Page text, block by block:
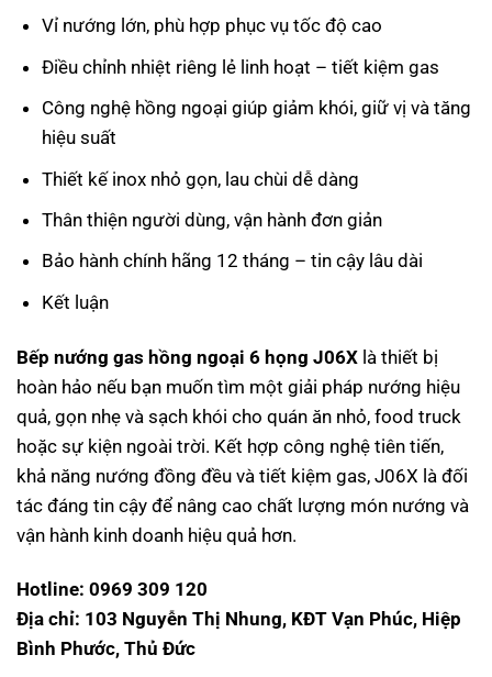
Vỉ nướng lớn, phù hợp phục vụ tốc độ cao
Điều chỉnh nhiệt riêng lẻ linh hoạt – tiết kiệm gas
Công nghệ hồng ngoại giúp giảm khói, giữ vị và tăng
hiệu suất
Thiết kế inox nhỏ gọn, lau chùi dễ dàng
Thân thiện người dùng, vận hành đơn giản
Bảo hành chính hãng 12 tháng – tin cậy lâu dài
Kết luận
Bếp nướng gas hồng ngoại 6 họng J06X là thiết bị
hoàn hảo nếu bạn muốn tìm một giải pháp nướng hiệu
quả, gọn nhẹ và sạch khói cho quán ăn nhỏ, food truck
hoặc sự kiện ngoài trời. Kết hợp công nghệ tiên tiến,
khả năng nướng đồng đều và tiết kiệm gas, J06X là đối
tác đáng tin cậy để nâng cao chất lượng món nướng và
vận hành kinh doanh hiệu quả hơn.
Hotline: 0969 309 120
Địa chỉ: 103 Nguyễn Thị Nhung, KĐT Vạn Phúc, Hiệp
Bình Phước, Thủ Đức